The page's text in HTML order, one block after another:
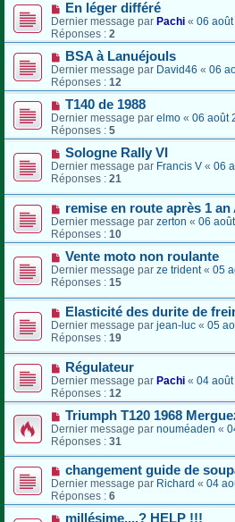
En léger différé
Dernier message par Pachi « 06
Réponses : 2
BSA à Lanuéjouls
Dernier message par David46 « 06
Réponses : 12
T140 de 1988
Dernier message par elmo « 06 août
Réponses : 5
Sologne Rally VI
Dernier message par Francis V « 06
Réponses : 21
remise en route après 1 an
Dernier message par zerton « 06
Réponses : 10
Vente moto non roulante
Dernier message par ze trident« 05
Réponses : 15
Elasticité des durite de
Dernier message par jean-luc « 05
Réponses : 19
Régulateur
Dernier message par Pachi « 04 août
Réponses : 12
Triumph T120 1968
Dernier message par nouméaden «
Réponses : 31
changement guide de
Dernier message par Richard « 04
Réponses : 6
millésime....? HELP !!!